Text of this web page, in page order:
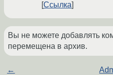
Ссылка
Вы не можете добавлять
перемещена в архив.
←